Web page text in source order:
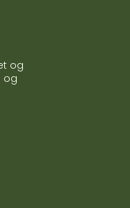
og
og